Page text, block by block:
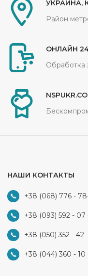
УКРАИНА,
Район
ОНЛАЙН
Обработка
НАШИ КОНТАКТЫ
+38 (068) 776 -
+38 (093) 592 - 07
+38 (050) 352 - 42
+38 (044) 360 - 10